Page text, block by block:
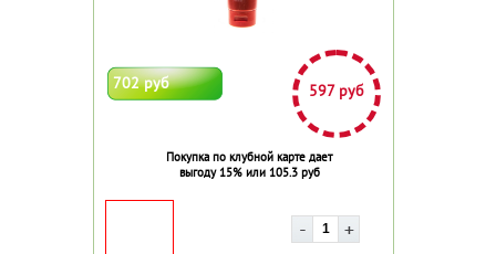
702 руб 597 руб
Покупка по клубной карте дает
выгоду 15% или 105.3 руб